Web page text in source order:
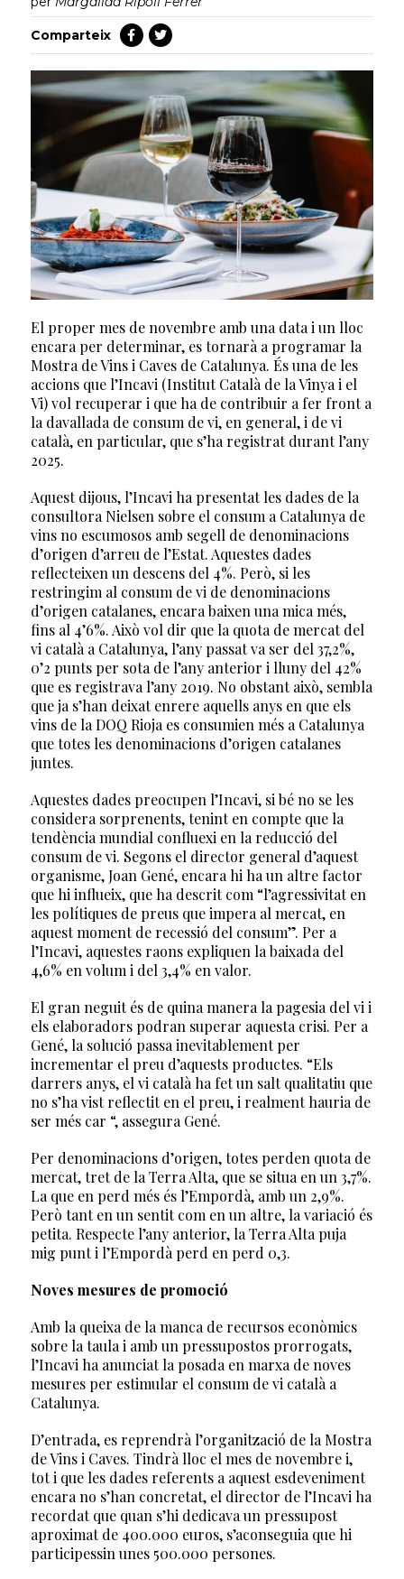
Comparteix
El proper mes de novembre amb una data i un lloc
encara per determinar, es tornarà a programar la
Mostra de Vins i Caves de Catalunya. És una de les
accions que l’Incavi (Institut Català de la Vinya i el
Vi) vol recuperar i que ha de contribuir a fer front a
la davallada de consum de vi, en general, i de vi
català, en particular, que s’ha registrat durant l’any
2025.
Aquest dijous, l’Incavi ha presentat les dades de la
consultora Nielsen sobre el consum a Catalunya de
vins no escumosos amb segell de denominacions
d’origen d’arreu de l’Estat. Aquestes dades
reflecteixen un descens del 4%. Però, si les
restringim al consum de vi de denominacions
d’origen catalanes, encara baixen una mica més,
fins al 4’6%. Això vol dir que la quota de mercat del
vi català a Catalunya, l’any passat va ser del 37,2%,
0’2 punts per sota de l’any anterior i lluny del 42%
que es registrava l’any 2019. No obstant això, sembla
que ja s’han deixat enrere aquells anys en que els
vins de la DOQ Rioja es consumien més a Catalunya
que totes les denominacions d’origen catalanes
juntes.
Aquestes dades preocupen l’Incavi, si bé no se les
considera sorprenents, tenint en compte que la
tendència mundial confluexi en la reducció del
consum de vi. Segons el director general d’aquest
organisme, Joan Gené, encara hi ha un altre factor
que hi influeix, que ha descrit com “l’agressivitat en
les polítiques de preus que impera al mercat, en
aquest moment de recessió del consum”. Per a
l’Incavi, aquestes raons expliquen la baixada del
4,6% en volum i del 3,4% en valor.
El gran neguit és de quina manera la pagesia del vi i
els elaboradors podran superar aquesta crisi. Per a
Gené, la solució passa inevitablement per
incrementar el preu d’aquests productes. “Els
darrers anys, el vi català ha fet un salt qualitatiu que
no s’ha vist reflectit en el preu, i realment hauria de
ser més car “, assegura Gené.
Per denominacions d’origen, totes perden quota de
mercat, tret de la Terra Alta, que se situa en un 3,7%.
La que en perd més és l’Empordà, amb un 2,9%.
Però tant en un sentit com en un altre, la variació és
petita. Respecte l’any anterior, la Terra Alta puja
mig punt i l’Empordà perd en perd 0,3.
Noves mesures de promoció
Amb la queixa de la manca de recursos econòmics
sobre la taula i amb un pressupostos prorrogats,
l’Incavi ha anunciat la posada en marxa de noves
mesures per estimular el consum de vi català a
Catalunya.
D’entrada, es reprendrà l’organització de la Mostra
de Vins i Caves. Tindrà lloc el mes de novembre i,
tot i que les dades referents a aquest esdeveniment
encara no s’han concretat, el director de l’Incavi ha
recordat que quan s’hi dedicava un pressupost
aproximat de 400.000 euros, s’aconseguia que hi
participessin unes 500.000 persones.